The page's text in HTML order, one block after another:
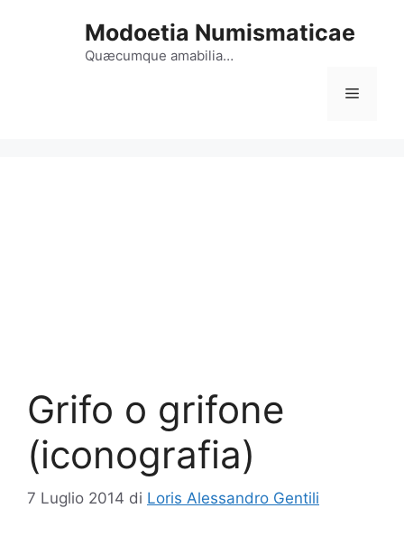
Modoetia Numismaticae
Quæcumque amabilia…
Menu
Grifo o grifone
(iconografia)
7 Luglio 2014 di Loris Alessandro Gentili